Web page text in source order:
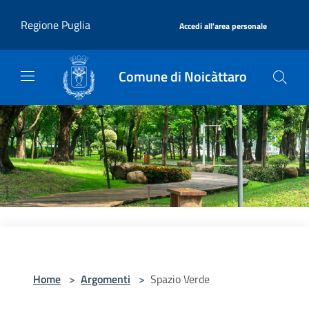
Regione Puglia
Accedi all'area personale
Comune di Noicàttaro
Home > Argomenti > Spazio Verde